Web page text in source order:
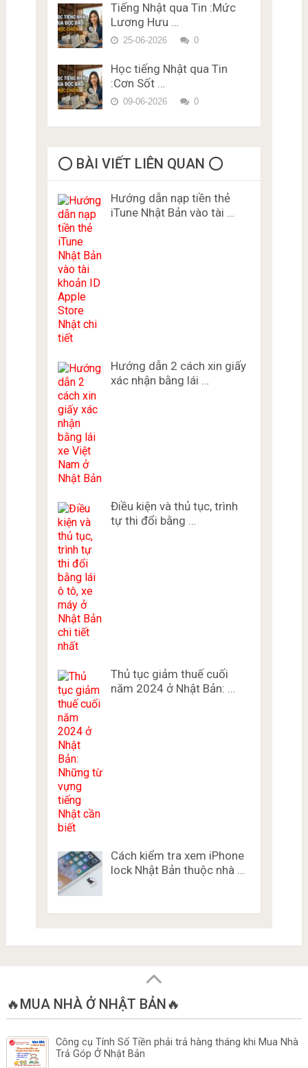
Tiếng Nhật qua Tin :Mức
Lương Hưu …
25-06-2026 0
Học tiếng Nhật qua Tin
:Cơn Sốt …
09-06-2026 0
⭕️ BÀI VIẾT LIÊN QUAN ⭕️
Hướng dẫn nạp tiền thẻ
iTune Nhật Bản vào tài …
Hướng dẫn 2 cách xin giấy
xác nhận bằng lái …
Điều kiện và thủ tục, trình
tự thi đổi bằng …
Thủ tục giảm thuế cuối
năm 2024 ở Nhật Bản: …
Cách kiểm tra xem iPhone
lock Nhật Bản thuộc nhà …
🔥MUA NHÀ Ở NHẬT BẢN🔥
Công cụ Tính Số Tiền phải trả hàng tháng khi Mua Nhà
Trả Góp Ở Nhật Bản